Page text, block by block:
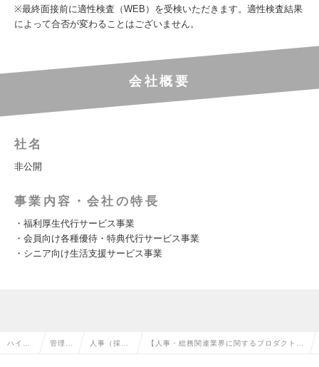
※最終面接前に適性検査（WEB）を受検いただきます。適性検査結果
によって合否が変わることはございません。
会社概要
社名
非公開
事業内容・会社の特長
・福利厚生代行サービス事業
・会員向け各種優待・特典代行サービス事業
・シニア向け生活支援サービス事業
ハイク 管理部 人事（採 【人事・総務関連業界に関するプロダクトの